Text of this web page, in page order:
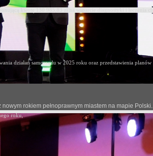
rokiem pełnoprawnym miastem na mapie Polski.
działań samorządu w 2025 roku oraz przedstawienia planów
roku,